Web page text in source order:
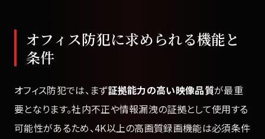
オフィス防犯に求められる機能と
条件
オフィス防犯では、まず証拠能力の高い映像品質が最重
要となります。社内不正や情報漏洩の証拠として使用する
可能性があるため、4K以上の高画質録画機能は必須条件